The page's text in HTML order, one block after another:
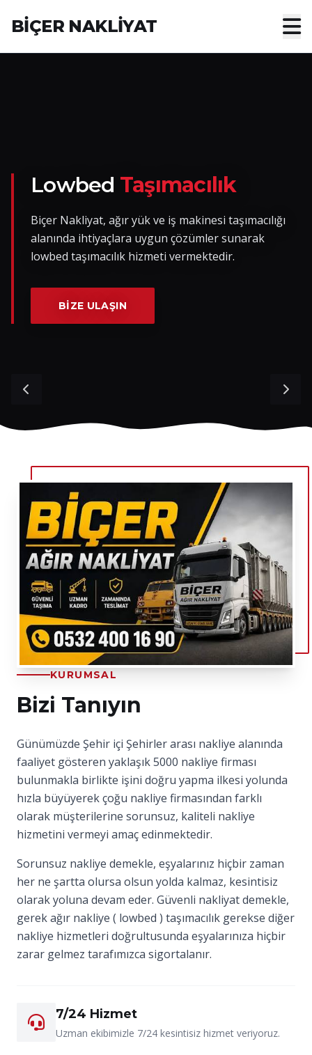
BİÇER NAKLİYAT
Nakliye Yük İlanları
İletişim
Lowbed Taşımacılık
Biçer Nakliyat, ağır yük ve iş makinesi taşımacılığı
alanında ihtiyaçlara uygun çözümler sunarak
lowbed taşımacılık hizmeti vermektedir.
BIZE ULAŞIN
KURUMSAL
Bizi Tanıyın
Günümüzde Şehir içi Şehirler arası nakliye alanında
faaliyet gösteren yaklaşık 5000 nakliye firması
bulunmakla birlikte işini doğru yapma ilkesi yolunda
hızla büyüyerek çoğu nakliye firmasından farklı
olarak müşterilerine sorunsuz, kaliteli nakliye
hizmetini vermeyi amaç edinmektedir.
Sorunsuz nakliye demekle, eşyalarınız hiçbir zaman
her ne şartta olursa olsun yolda kalmaz, kesintisiz
olarak yoluna devam eder. Güvenli nakliyat demekle,
gerek ağır nakliye ( lowbed ) taşımacılık gerekse diğer
nakliye hizmetleri doğrultusunda eşyalarınıza hiçbir
zarar gelmez tarafımızca sigortalanır.
7/24 Hizmet
Uzman ekibimizle 7/24 kesintisiz hizmet veriyoruz.